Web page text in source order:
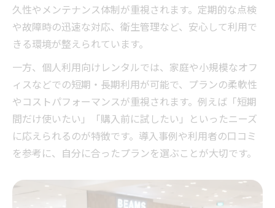
久性やメンテナンス体制が重視されます。定期的な点検
や故障時の迅速な対応、衛生管理など、安心して利用で
きる環境が整えられています。
一方、個人利用向けレンタルでは、家庭や小規模なオフ
ィスなどでの短期・長期利用が可能で、プランの柔軟性
やコストパフォーマンスが重視されます。例えば「短期
間だけ使いたい」「購入前に試したい」といったニーズ
に応えられるのが特徴です。導入事例や利用者の口コミ
を参考に、自分に合ったプランを選ぶことが大切です。